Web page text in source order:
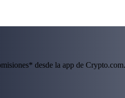
desde la app de